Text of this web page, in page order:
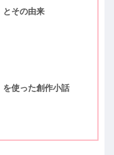
とその由来
を使った創作小話